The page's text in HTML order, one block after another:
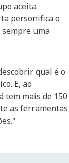
aceita
personifica o
uma
qual é o
E, ao
tem mais de 150
as ferramentas